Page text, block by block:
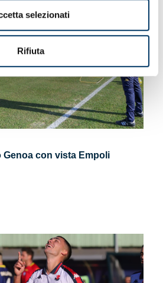
selezionati
Rifiuta
Genoa con vista Empoli